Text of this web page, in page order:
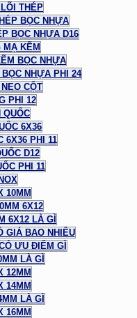
THÉP
BỌC NHỰA
BỌC NHỰA D16
MẠ KẼM
BỌC NHỰA
NHỰA PHI 24
CỘT
PHI 12
QUỐC
6X36
6X36 PHI 11
D12
PHI 11
10MM
6X12
6X12 LÀ GÌ
GIÁ BAO NHIÊU
ƯU ĐIỂM GÌ
LÀ GÌ
12MM
14MM
LÀ GÌ
16MM